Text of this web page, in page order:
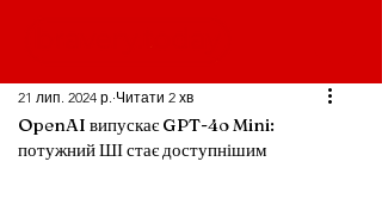
OpenAI випускає GPT-4o Mini:
потужний ШІ стає доступнішим
21 лип. 2024 р. Читати 2 хв